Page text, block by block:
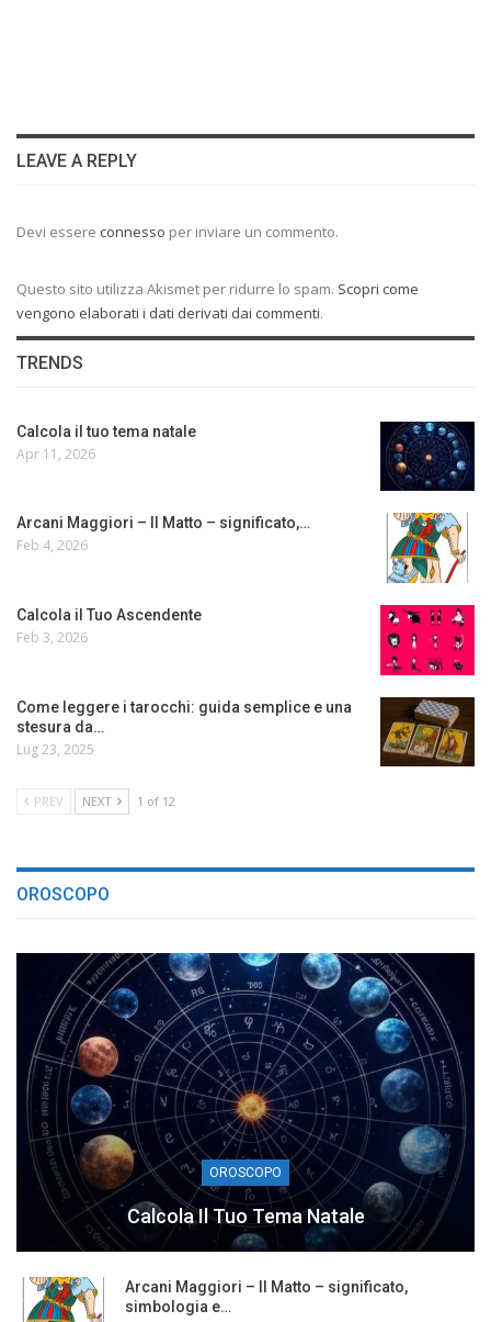
LEAVE A REPLY
Devi essere connesso per inviare un commento.
Questo sito utilizza Akismet per ridurre lo spam. Scopri come
vengono elaborati i dati derivati dai commenti.
TRENDS
Calcola il tuo tema natale
Apr 11, 2026
Arcani Maggiori – Il Matto – significato,…
Feb 4, 2026
Calcola il Tuo Ascendente
Feb 3, 2026
Come leggere i tarocchi: guida semplice e una
stesura da…
Lug 23, 2025
PREV NEXT 1 of 12
OROSCOPO
OROSCOPO
Calcola Il Tuo Tema Natale
Arcani Maggiori – Il Matto – significato,
simbologia e…